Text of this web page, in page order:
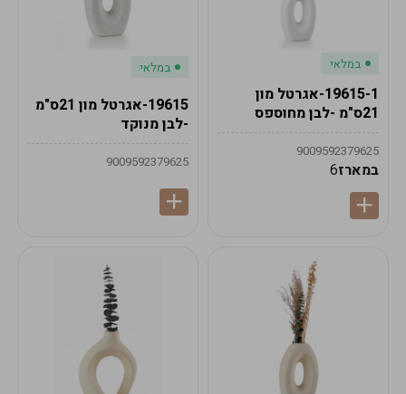
במלאי
19615-1-אגרטל מון
21ס"מ -לבן מחוספס
9009592379625
במארז6
במלאי
19615-אגרטל מון 21ס"מ
-לבן מנוקד
9009592379625